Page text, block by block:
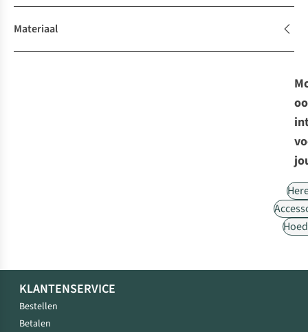
Materiaal
KLANTENSERVICE
Bestellen
Betalen